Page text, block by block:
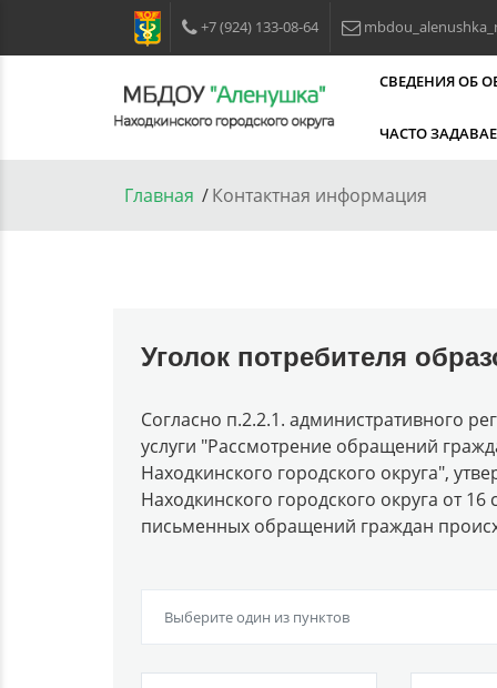
+7 (924) 133-08-64
СВЕДЕНИЯ ОБ
ЧАСТО
Главная Контактная информация
Уголок потребителя
Согласно п.2.2.1. административного
услуги "Рассмотрение обращений
Находкинского городского округа",
Находкинского городского округа от
письменных обращений граждан
Выберите один из пунктов